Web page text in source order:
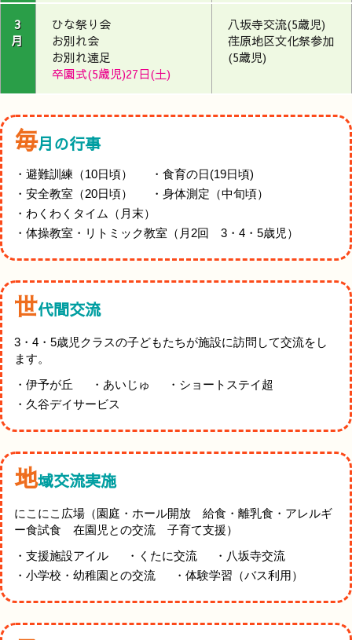
3
月
ひな祭り会
お別れ会
お別れ遠足
卒園式(5歳児)27日(土)
八坂寺交流(5歳児)
荏原地区文化祭参加
(5歳児)
毎月の行事
避難訓練（10日頃）
食育の日(19日頃)
安全教室（20日頃）
身体測定（中旬頃）
わくわくタイム（月末）
体操教室・リトミック教室（月2回 3・4・5歳児）
世代間交流
3・4・5歳児クラスの子どもたちが施設に訪問して交流をし
ます。
伊予が丘
あいじゅ
ショートステイ超
久谷デイサービス
地域交流実施
にこにこ広場（園庭・ホール開放 給食・離乳食・アレルギ
ー食試食 在園児との交流 子育て支援）
支援施設アイル
くたに交流
八坂寺交流
小学校・幼稚園との交流
体験学習（バス利用）